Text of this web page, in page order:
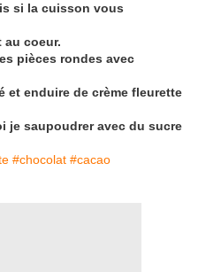
si la cuisson vous
au coeur.
pièces rondes avec
et enduire de crème fleurette
je saupoudrer avec du sucre
#chocolat #cacao